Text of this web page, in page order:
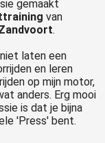
gemaakt
van
.
laten een
en leren
op mijn motor,
anders. Erg mooi
is dat je bijna
'Press' bent.